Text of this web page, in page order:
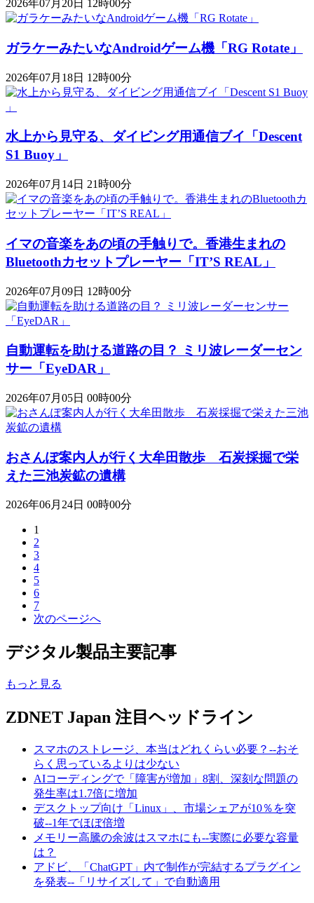
2026年07月20日 12時00分
ガラケーみたいなAndroidゲーム機「RG Rotate」
2026年07月18日 12時00分
水上から見守る、ダイビング用通信ブイ「Descent
S1 Buoy​​」
2026年07月14日 21時00分
イマの音楽をあの頃の手触りで。香港生まれの
Bluetoothカセットプレーヤー「IT’S REAL」
2026年07月09日 12時00分
自動運転を助ける道路の目？ ミリ波レーダーセン
サー「EyeDAR」
2026年07月05日 00時00分
おさんぽ案内人が行く大牟田散歩 石炭採掘で栄
えた三池炭鉱の遺構
2026年06月24日 00時00分
1
2
3
4
5
6
7
次のページへ
デジタル製品主要記事
もっと見る
ZDNET Japan 注目ヘッドライン
スマホのストレージ、本当はどれくらい必要？--おそ
らく思っているよりは少ない
AIコーディングで「障害が増加」8割、深刻な問題の
発生率は1.7倍に増加
デスクトップ向け「Linux」、市場シェアが10％を突
破--1年でほぼ倍増
メモリー高騰の余波はスマホにも--実際に必要な容量
は？
アドビ、「ChatGPT」内で制作が完結するプラグイン
を発表--「リサイズして」で自動適用